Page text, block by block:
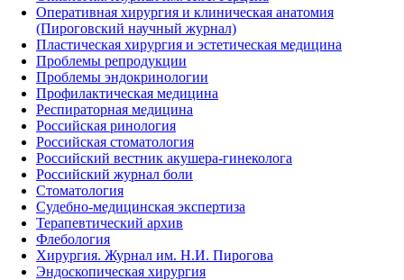
Оперативная хирургия и клиническая анатомия
(Пироговский научный журнал)
Пластическая хирургия и эстетическая медицина
Проблемы репродукции
Проблемы эндокринологии
Профилактическая медицина
Респираторная медицина
Российская ринология
Российская стоматология
Российский вестник акушера-гинеколога
Российский журнал боли
Стоматология
Судебно-медицинская экспертиза
Терапевтический архив
Флебология
Хирургия. Журнал им. Н.И. Пирогова
Эндоскопическая хирургия